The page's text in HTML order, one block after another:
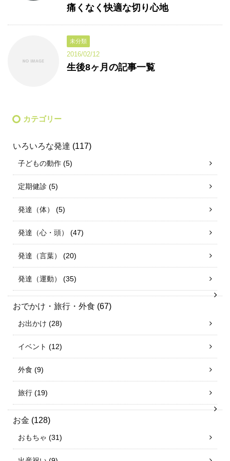
痛くなく快適な切り心地
未分類
2016/02/12
生後8ヶ月の記事一覧
カテゴリー
いろいろな発達 (117)
子どもの動作 (5)
定期健診 (5)
発達（体） (5)
発達（心・頭） (47)
発達（言葉） (20)
発達（運動） (35)
おでかけ・旅行・外食 (67)
お出かけ (28)
イベント (12)
外食 (9)
旅行 (19)
お金 (128)
おもちゃ (31)